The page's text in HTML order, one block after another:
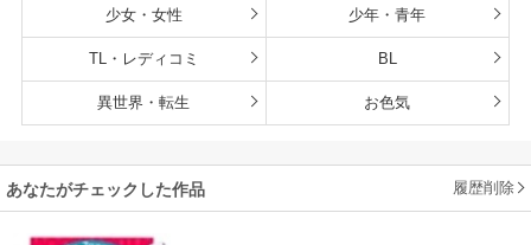
少女・女性 少年・青年
TL・レディコミ BL
異世界・転生 お色気
あなたがチェックした作品 履歴削除